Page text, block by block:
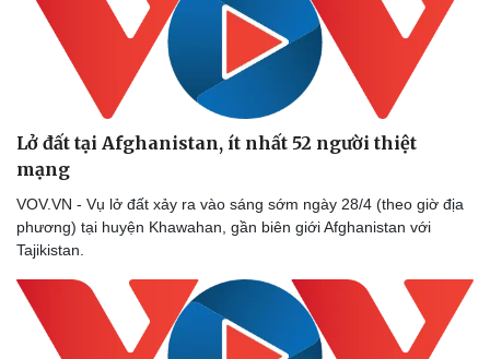
Lở đất tại Afghanistan, ít nhất 52 người thiệt
mạng
VOV.VN - Vụ lở đất xảy ra vào sáng sớm ngày 28/4 (theo giờ địa
phương) tại huyện Khawahan, gần biên giới Afghanistan với
Tajikistan.